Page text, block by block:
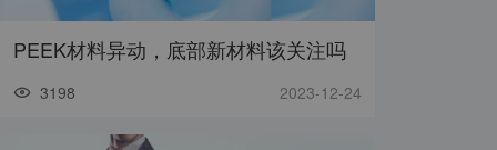
PEEK材料异动，底部新材料该关注吗
3198 2023-12-24